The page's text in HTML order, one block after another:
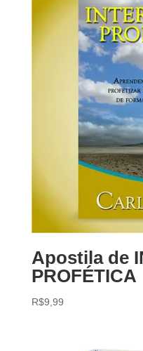
Apostila de
PROFÉTICA
R$9,99